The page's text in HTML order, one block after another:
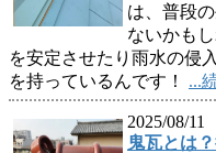
は、普段
ないかも
を安定させたり雨水の侵
を持っているんです！ ...
2025/08/11
鬼瓦とは